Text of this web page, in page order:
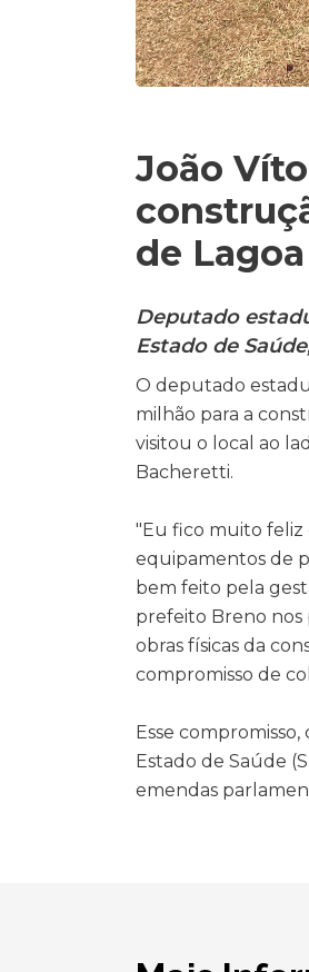
João
de
Deputado
Estado de
O deputado
milhão para a
visitou o local ao
Bacheretti.
"Eu fico muito feliz
equipamentos de
bem feito pela
prefeito Breno nos
obras físicas da
compromisso de
Esse
Estado de Saúde
emendas